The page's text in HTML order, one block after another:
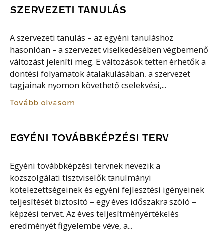
SZERVEZETI TANULÁS
A szervezeti tanulás – az egyéni tanuláshoz
hasonlóan – a szervezet viselkedésében végbemenő
változást jeleníti meg. E változások tetten érhetők a
döntési folyamatok átalakulásában, a szervezet
tagjainak nyomon követhető cselekvési,...
Tovább olvasom
EGYÉNI TOVÁBBKÉPZÉSI TERV
Egyéni továbbképzési tervnek nevezik a
közszolgálati tisztviselők tanulmányi
kötelezettségeinek és egyéni fejlesztési igényeinek
teljesítését biztosító – egy éves időszakra szóló –
képzési tervet. Az éves teljesítményértékelés
eredményét figyelembe véve, a...